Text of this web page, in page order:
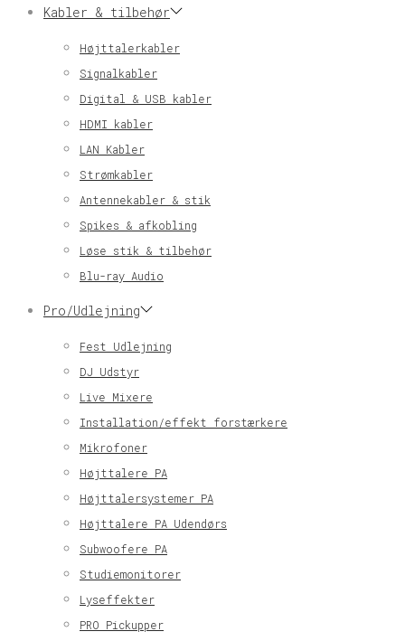
Kabler & tilbehør
Højttalerkabler
Signalkabler
Digital & USB kabler
HDMI kabler
LAN Kabler
Strømkabler
Antennekabler & stik
Spikes & afkobling
Løse stik & tilbehør
Blu-ray Audio
Pro/Udlejning
Fest Udlejning
DJ Udstyr
Live Mixere
Installation/effekt forstærkere
Mikrofoner
Højttalere PA
Højttalersystemer PA
Højttalere PA Udendørs
Subwoofere PA
Studiemonitorer
Lyseffekter
PRO Pickupper